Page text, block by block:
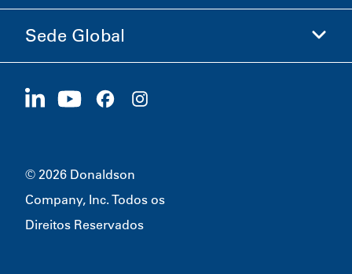
Carreiras
Investidores
Sustentabilidade
Sede Global
1400 W 94th Street
© 2026 Donaldson
Company, Inc. Todos os
Direitos Reservados